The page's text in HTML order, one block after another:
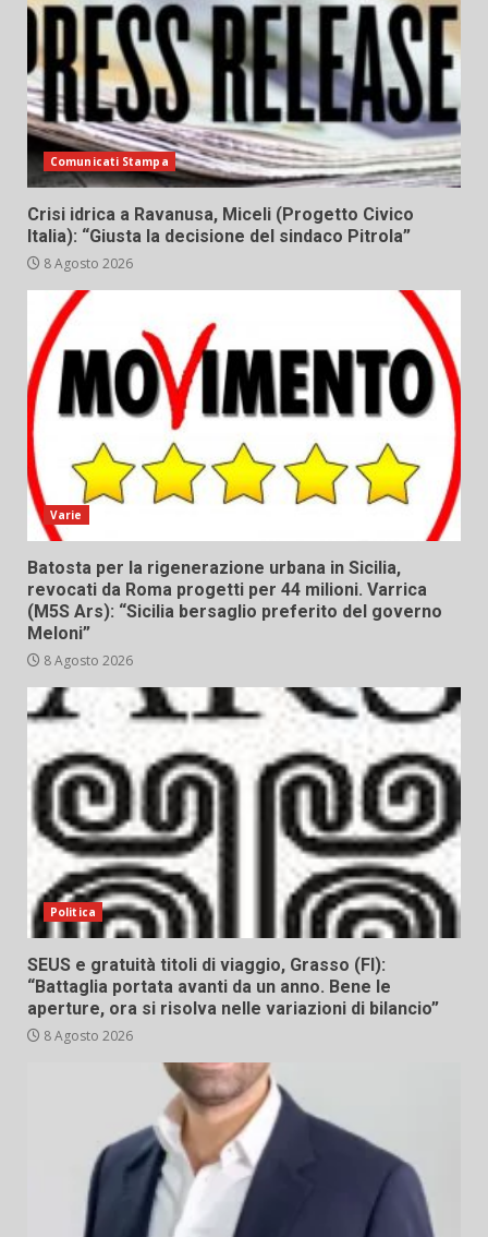
Comunicati Stampa
Crisi idrica a Ravanusa, Miceli (Progetto Civico
Italia): “Giusta la decisione del sindaco Pitrola”
8 Agosto 2026
Varie
Batosta per la rigenerazione urbana in Sicilia,
revocati da Roma progetti per 44 milioni. Varrica
(M5S Ars): “Sicilia bersaglio preferito del governo
Meloni”
8 Agosto 2026
Politica
SEUS e gratuità titoli di viaggio, Grasso (FI):
“Battaglia portata avanti da un anno. Bene le
aperture, ora si risolva nelle variazioni di bilancio”
8 Agosto 2026